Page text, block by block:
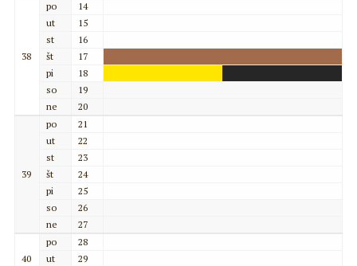
38
po
14
ut
15
st
16
št
17
pi
18
so
19
ne
20
39
po
21
ut
22
st
23
št
24
pi
25
so
26
ne
27
40
po
28
ut
29